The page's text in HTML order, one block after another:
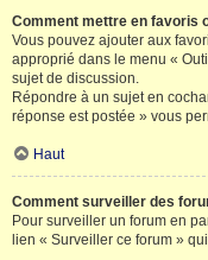
Comment mettre en favoris
Vous pouvez ajouter aux
approprié dans le menu «
sujet de discussion.
Répondre à un sujet en
réponse est postée » vous
Haut
Comment surveiller des
Pour surveiller un forum en
lien « Surveiller ce forum »